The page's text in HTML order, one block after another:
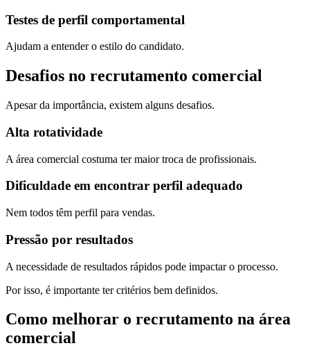
Testes de perfil comportamental
Ajudam a entender o estilo do candidato.
Desafios no recrutamento comercial
Apesar da importância, existem alguns desafios.
Alta rotatividade
A área comercial costuma ter maior troca de profissionais.
Dificuldade em encontrar perfil adequado
Nem todos têm perfil para vendas.
Pressão por resultados
A necessidade de resultados rápidos pode impactar o processo.
Por isso, é importante ter critérios bem definidos.
Como melhorar o recrutamento na área
comercial